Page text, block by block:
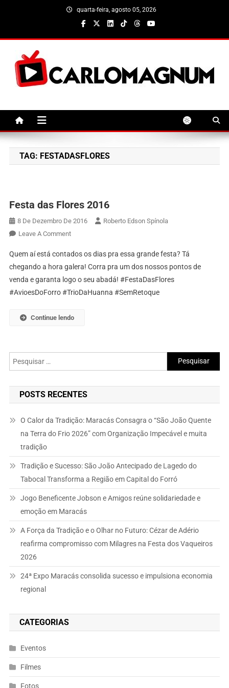
quarta-feira, agosto 05, 2026
TAG: FESTADASFLORES
Festa das Flores 2016
8 De Dezembro De 2016
Roberto Edson Spínola
Leave A CommentOn
Das
Flores
2016
Quem aí está contados os dias pra essa grande festa? Tá
chegando a hora galera! Corra pra um dos nossos pontos de
venda e garanta logo o seu abadá! #FestaDasFlores
#AvioesDoForro #TrioDaHuanna #SemRetoque
Continue lendo
Pesquisar
por:
POSTS RECENTES
O Calor da Tradição: Maracás Consagra o “São João Quente
na Terra do Frio 2026” com Organização Impecável e muita
tradição
Tradição e Sucesso: São João Antecipado de Lagedo do
Tabocal Transforma a Região em Capital do Forró
Jogo Beneficente Jobson e Amigos reúne solidariedade e
emoção em Maracás
A Força da Tradição e o Olhar no Futuro: Cézar de Adério
reafirma compromisso com Milagres na Festa dos Vaqueiros
2026
24ª Expo Maracás consolida sucesso e impulsiona economia
regional
CATEGORIAS
Eventos
Filmes
Fotos